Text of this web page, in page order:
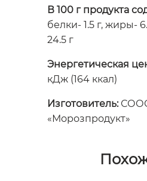
В 100 г продукта
белки- 1.5 г, жиры-
24.5 г
Энергетическая
кДж (164 ккал)
Изготовитель:
«Морозпродукт»